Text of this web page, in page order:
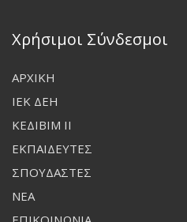
Χρήσιμοι Σύνδεσμοι
ΑΡΧΙΚΗ
ΙΕΚ ΔΕΗ
ΚΕΔΙΒΙΜ ΙΙ
ΕΚΠΑΙΔΕΥΤΕΣ
ΣΠΟΥΔΑΣΤΕΣ
ΝΕΑ